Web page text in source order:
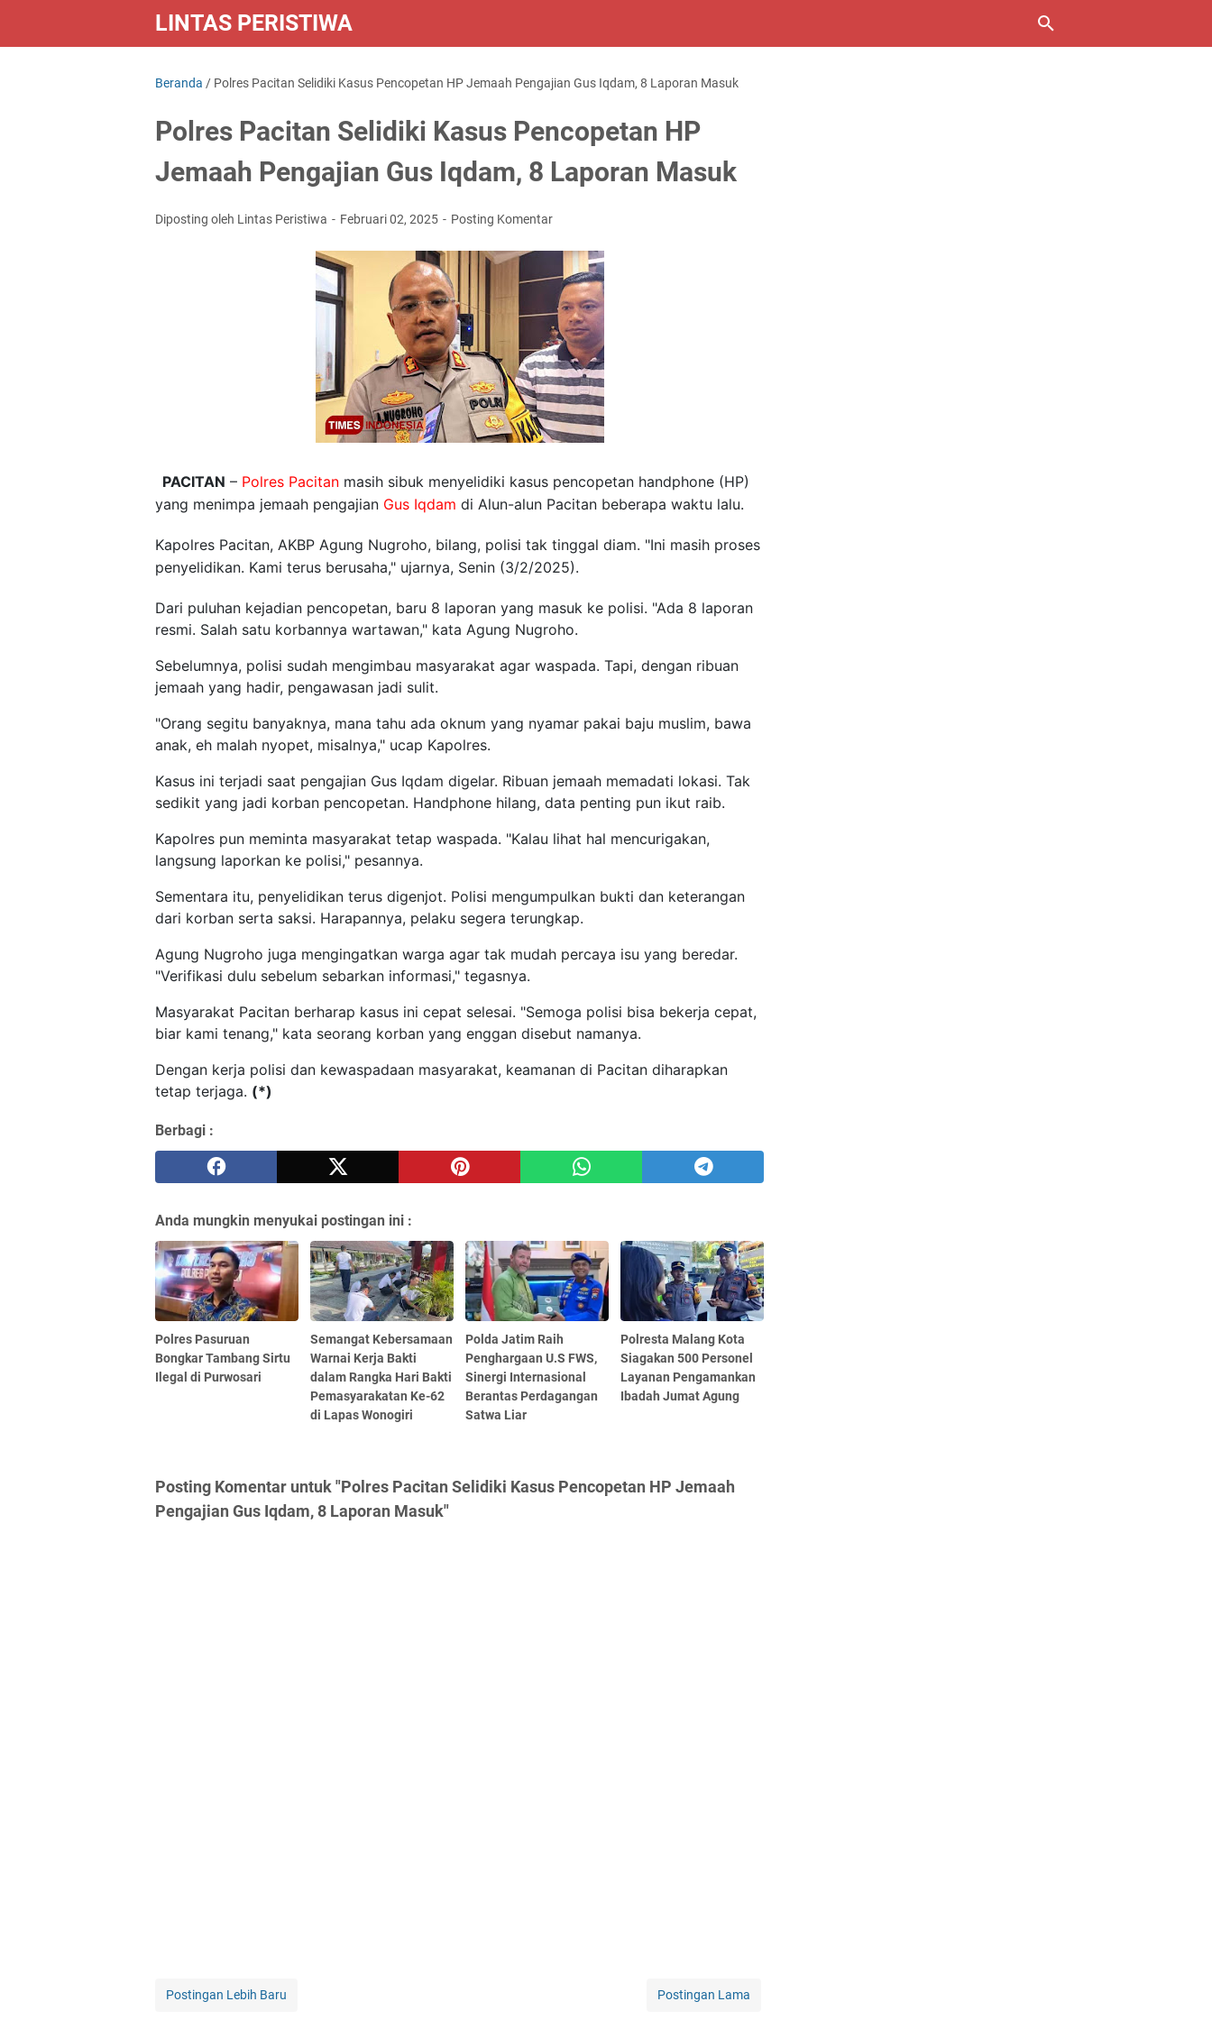
LINTAS PERISTIWA
Beranda / Polres Pacitan Selidiki Kasus Pencopetan HP Jemaah Pengajian Gus Iqdam, 8 Laporan Masuk
Polres Pacitan Selidiki Kasus Pencopetan HP
Jemaah Pengajian Gus Iqdam, 8 Laporan Masuk
Diposting oleh Lintas Peristiwa Februari 02, 2025 Posting Komentar
PACITAN – Polres Pacitan masih sibuk menyelidiki kasus pencopetan handphone (HP)
yang menimpa jemaah pengajian Gus Iqdam di Alun-alun Pacitan beberapa waktu lalu.
Kapolres Pacitan, AKBP Agung Nugroho, bilang, polisi tak tinggal diam. "Ini masih proses
penyelidikan. Kami terus berusaha," ujarnya, Senin (3/2/2025).
Dari puluhan kejadian pencopetan, baru 8 laporan yang masuk ke polisi. "Ada 8 laporan
resmi. Salah satu korbannya wartawan," kata Agung Nugroho.
Sebelumnya, polisi sudah mengimbau masyarakat agar waspada. Tapi, dengan ribuan
jemaah yang hadir, pengawasan jadi sulit.
"Orang segitu banyaknya, mana tahu ada oknum yang nyamar pakai baju muslim, bawa
anak, eh malah nyopet, misalnya," ucap Kapolres.
Kasus ini terjadi saat pengajian Gus Iqdam digelar. Ribuan jemaah memadati lokasi. Tak
sedikit yang jadi korban pencopetan. Handphone hilang, data penting pun ikut raib.
Kapolres pun meminta masyarakat tetap waspada. "Kalau lihat hal mencurigakan,
langsung laporkan ke polisi," pesannya.
Sementara itu, penyelidikan terus digenjot. Polisi mengumpulkan bukti dan keterangan
dari korban serta saksi. Harapannya, pelaku segera terungkap.
Agung Nugroho juga mengingatkan warga agar tak mudah percaya isu yang beredar.
"Verifikasi dulu sebelum sebarkan informasi," tegasnya.
Masyarakat Pacitan berharap kasus ini cepat selesai. "Semoga polisi bisa bekerja cepat,
biar kami tenang," kata seorang korban yang enggan disebut namanya.
Dengan kerja polisi dan kewaspadaan masyarakat, keamanan di Pacitan diharapkan
tetap terjaga. (*)
Berbagi :
Anda mungkin menyukai postingan ini :
Polres Pasuruan
Bongkar Tambang Sirtu
Ilegal di Purwosari
Semangat Kebersamaan
Warnai Kerja Bakti
dalam Rangka Hari Bakti
Pemasyarakatan Ke-62
di Lapas Wonogiri
Polda Jatim Raih
Penghargaan U.S FWS,
Sinergi Internasional
Berantas Perdagangan
Satwa Liar
Polresta Malang Kota
Siagakan 500 Personel
Layanan Pengamankan
Ibadah Jumat Agung
Posting Komentar untuk "Polres Pacitan Selidiki Kasus Pencopetan HP Jemaah
Pengajian Gus Iqdam, 8 Laporan Masuk"
Postingan Lebih Baru Postingan Lama